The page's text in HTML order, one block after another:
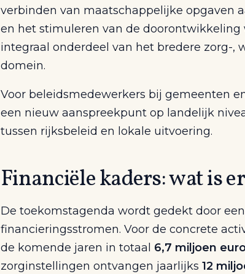
verbinden van maatschappelijke opgaven
en het stimuleren van de doorontwikkeling
integraal onderdeel van het bredere zorg-,
domein.
Voor beleidsmedewerkers bij gemeenten
een nieuw aanspreekpunt op landelijk
tussen rijksbeleid en lokale uitvoering.
Financiële kaders: wat is
De toekomstagenda wordt gedekt door
financieringsstromen. Voor de concrete
de komende jaren in totaal 6,7 miljoen
zorginstellingen ontvangen jaarlijks 12